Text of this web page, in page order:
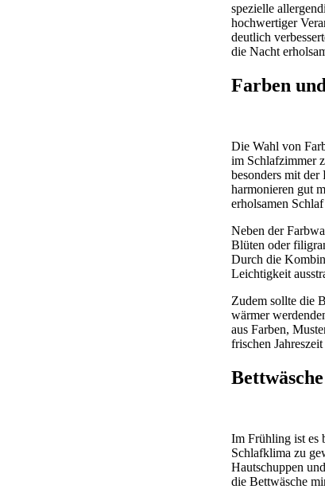
spezielle
hochwertiger
deutlich
die Nacht
Farben
Die Wahl von
im Schlafzimmer
besonders mit der
harmonieren gut
erholsamen
Neben der
Blüten oder
Durch die
Leichtigkeit
Zudem sollte die
wärmer
aus Farben,
frischen
Im Frühling ist es
Schlafklima zu
Hautschuppen
die Bettwäsche